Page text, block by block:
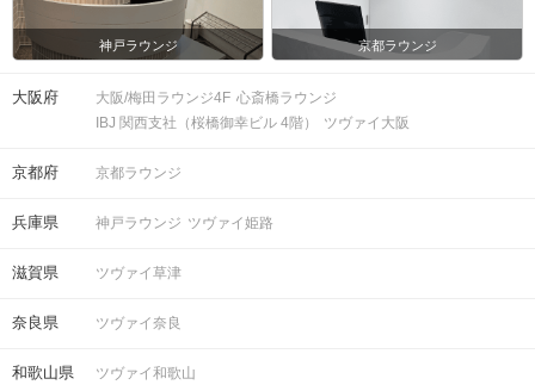
神戸ラウンジ 京都ラウンジ
大阪府 大阪/梅田ラウンジ4F 心斎橋ラウンジ
IBJ 関西支社（桜橋御幸ビル 4階）
ツヴァイ大阪
京都府 京都ラウンジ
兵庫県 神戸ラウンジ ツヴァイ姫路
滋賀県 ツヴァイ草津
奈良県 ツヴァイ奈良
和歌山県 ツヴァイ和歌山